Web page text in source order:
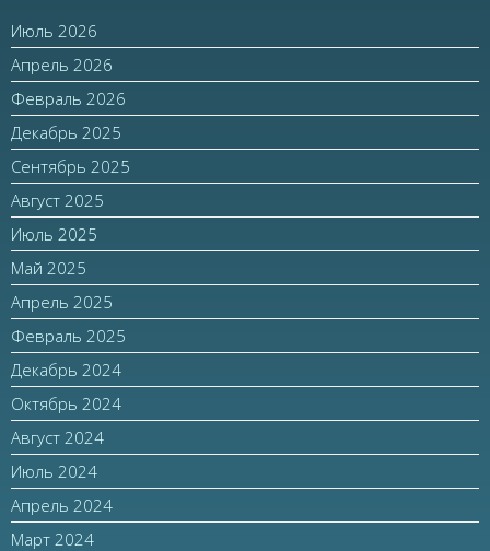
Июль 2026
Апрель 2026
Февраль 2026
Декабрь 2025
Сентябрь 2025
Август 2025
Июль 2025
Май 2025
Апрель 2025
Февраль 2025
Декабрь 2024
Октябрь 2024
Август 2024
Июль 2024
Апрель 2024
Март 2024